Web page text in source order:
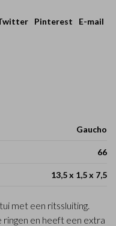
Pinterest E-mail
Gaucho
66
13,5 x 1,5 x 7,5
met een ritssluiting.
en heeft een extra